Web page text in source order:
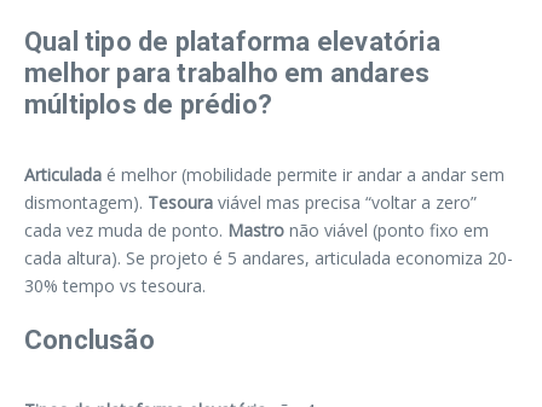
Qual tipo de plataforma elevatória
melhor para trabalho em andares
múltiplos de prédio?
Articulada é melhor (mobilidade permite ir andar a andar sem
dismontagem). Tesoura viável mas precisa “voltar a zero”
cada vez muda de ponto. Mastro não viável (ponto fixo em
cada altura). Se projeto é 5 andares, articulada economiza 20-
30% tempo vs tesoura.
Conclusão